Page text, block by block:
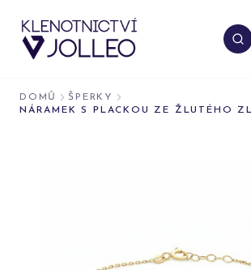
DOMŮ
ŠPERKY
NÁRAMEK S PLACKOU ZE ŽLUTÉHO